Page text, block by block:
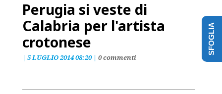
Perugia si veste di
Calabria per l'artista
crotonese
| 5 LUGLIO 2014 08:20| 0 commenti
SFOGLIA